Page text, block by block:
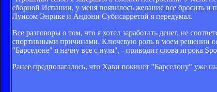
сборной Испании, у меня появилось желание все бросить и
Луисом Энрике и Андони Субисарретой я передумал.
Все разговоры о том, что я хотел заработать денег, не
спортивными причинами. Ключевую роль в моем решении
"Барселоне" я начну все с нуля", - приводит слова игрока
Ранее предполагалось, что Хави покинет "Барселону" уже